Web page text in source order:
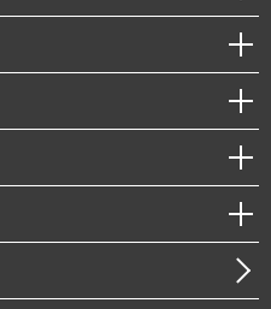
アンス）・防災（政策）